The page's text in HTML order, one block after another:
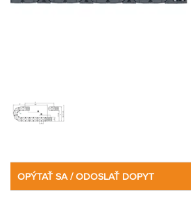
OPÝTAŤ SA / ODOSLAŤ DOPYT